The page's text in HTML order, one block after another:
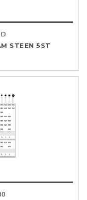
STEEN 5ST